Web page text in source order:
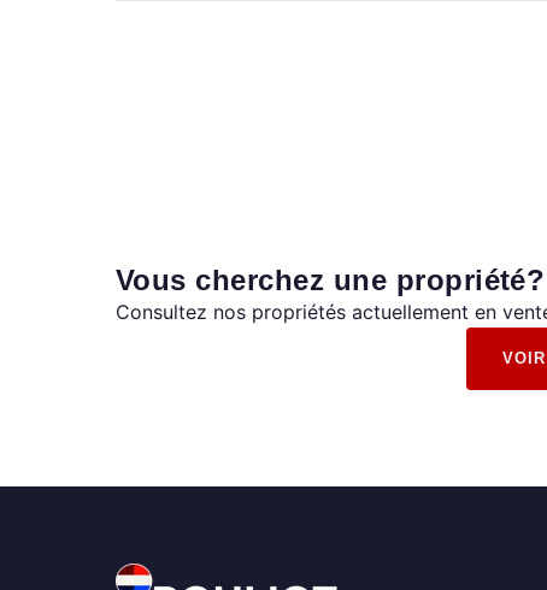
Vous cherchez une propriété?
Consultez nos propriétés actuellement en